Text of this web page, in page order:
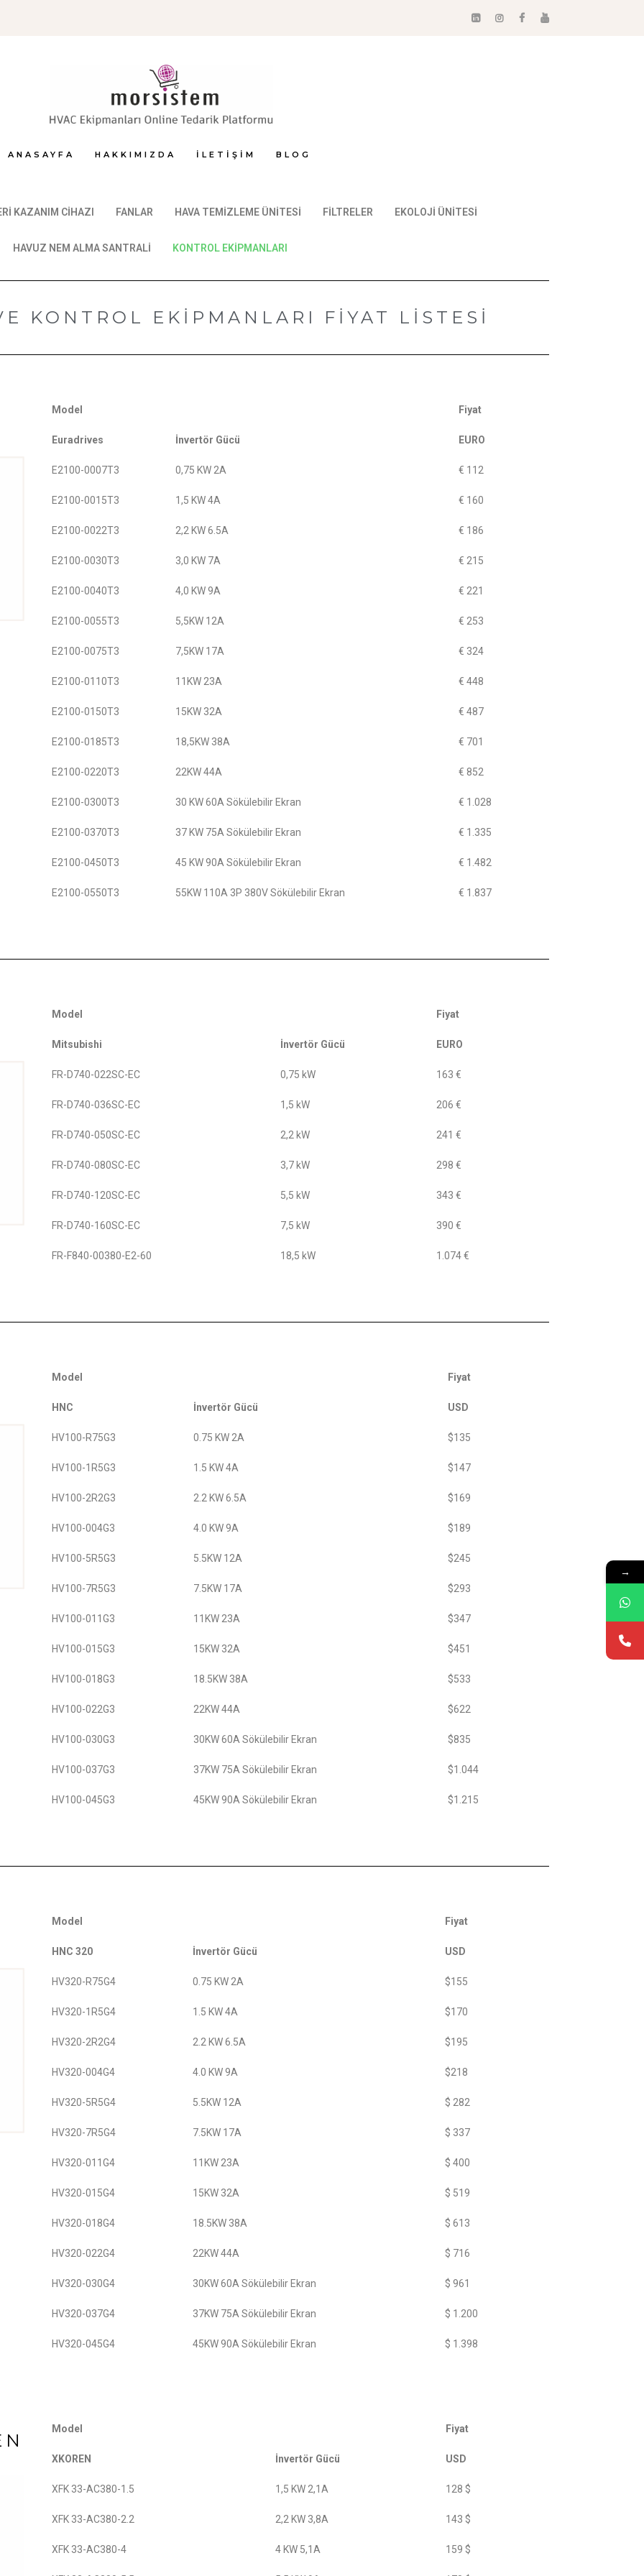
ANASAYFA HAKKIMIZDA İLETIŞIM BLOG
KAZANIM CİHAZI FANLAR HAVA TEMİZLEME ÜNİTESİ FİLTRELER EKOLOJİ ÜNİTESİ
HAVUZ NEM ALMA SANTRALİ KONTROL EKİPMANLARI
KONTROL EKİPMANLARI FİYAT LİSTESİ
Model Fiyat
Euradrives İnvertör Gücü EURO
E2100-0007T3 0,75 KW 2A € 112
E2100-0015T3 1,5 KW 4A € 160
E2100-0022T3 2,2 KW 6.5A € 186
E2100-0030T3 3,0 KW 7A € 215
E2100-0040T3 4,0 KW 9A € 221
E2100-0055T3 5,5KW 12A € 253
E2100-0075T3 7,5KW 17A € 324
E2100-0110T3 11KW 23A € 448
E2100-0150T3 15KW 32A € 487
E2100-0185T3 18,5KW 38A € 701
E2100-0220T3 22KW 44A € 852
E2100-0300T3 30 KW 60A Sökülebilir Ekran € 1.028
E2100-0370T3 37 KW 75A Sökülebilir Ekran € 1.335
E2100-0450T3 45 KW 90A Sökülebilir Ekran € 1.482
E2100-0550T3 55KW 110A 3P 380V Sökülebilir Ekran € 1.837
Model Fiyat
Mitsubishi İnvertör Gücü EURO
FR-D740-022SC-EC 0,75 kW 163 €
FR-D740-036SC-EC 1,5 kW 206 €
FR-D740-050SC-EC 2,2 kW 241 €
FR-D740-080SC-EC 3,7 kW 298 €
FR-D740-120SC-EC 5,5 kW 343 €
FR-D740-160SC-EC 7,5 kW 390 €
FR-F840-00380-E2-60 18,5 kW 1.074 €
Model Fiyat
HNC İnvertör Gücü USD
HV100-R75G3 0.75 KW 2A $135
HV100-1R5G3 1.5 KW 4A $147
HV100-2R2G3 2.2 KW 6.5A $169
HV100-004G3 4.0 KW 9A $189
HV100-5R5G3 5.5KW 12A $245
HV100-7R5G3 7.5KW 17A $293
HV100-011G3 11KW 23A $347
HV100-015G3 15KW 32A $451
HV100-018G3 18.5KW 38A $533
HV100-022G3 22KW 44A $622
HV100-030G3 30KW 60A Sökülebilir Ekran $835
HV100-037G3 37KW 75A Sökülebilir Ekran $1.044
HV100-045G3 45KW 90A Sökülebilir Ekran $1.215
Model Fiyat
HNC 320 İnvertör Gücü USD
HV320-R75G4 0.75 KW 2A $155
HV320-1R5G4 1.5 KW 4A $170
HV320-2R2G4 2.2 KW 6.5A $195
HV320-004G4 4.0 KW 9A $218
HV320-5R5G4 5.5KW 12A $ 282
HV320-7R5G4 7.5KW 17A $ 337
HV320-011G4 11KW 23A $ 400
HV320-015G4 15KW 32A $ 519
HV320-018G4 18.5KW 38A $ 613
HV320-022G4 22KW 44A $ 716
HV320-030G4 30KW 60A Sökülebilir Ekran $ 961
HV320-037G4 37KW 75A Sökülebilir Ekran $ 1.200
HV320-045G4 45KW 90A Sökülebilir Ekran $ 1.398
Model Fiyat
XKOREN İnvertör Gücü USD
XFK 33-AC380-1.5 1,5 KW 2,1A 128 $
XFK 33-AC380-2.2 2,2 KW 3,8A 143 $
XFK 33-AC380-4 4 KW 5,1A 159 $
→